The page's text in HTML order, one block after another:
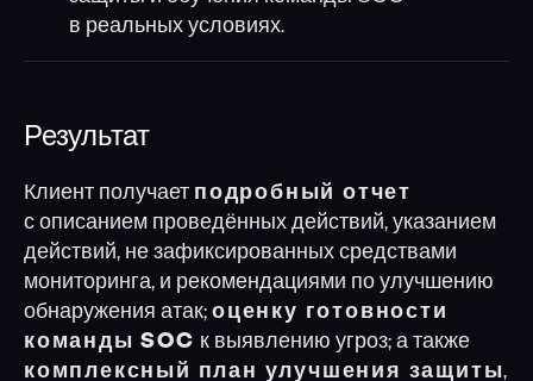
в реальных условиях.
Результат
Клиент получает подробный отчет
с описанием проведённых действий, указанием
действий, не зафиксированных средствами
мониторинга, и рекомендациями по улучшению
обнаружения атак; оценку готовности
команды SOC к выявлению угроз; а также
комплексный план улучшения защиты,